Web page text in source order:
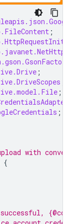
;
;
;
;
with
{